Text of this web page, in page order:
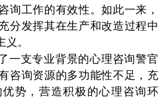
询工作的有效性。如此一来，
分发挥其在生产和改造过程中
。
一支专业背景的心理咨询警官
咨询资源的多功能性不足，充
势，营造积极的心理咨询环